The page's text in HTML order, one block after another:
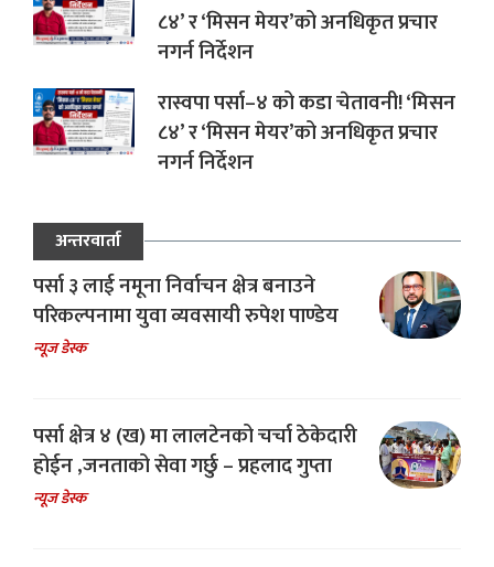
८४’ र ‘मिसन मेयर’को अनधिकृत प्रचार
नगर्न निर्देशन
रास्वपा पर्सा–४ को कडा चेतावनी! ‘मिसन
८४’ र ‘मिसन मेयर’को अनधिकृत प्रचार
नगर्न निर्देशन
अन्तरवार्ता
पर्सा ३ लाई नमूना निर्वाचन क्षेत्र बनाउने
परिकल्पनामा युवा व्यवसायी रुपेश पाण्डेय
न्यूज डेस्क
पर्सा क्षेत्र ४ (ख) मा लालटेनको चर्चा ठेकेदारी
होईन ,जनताको सेवा गर्छु – प्रहलाद गुप्ता
न्यूज डेस्क